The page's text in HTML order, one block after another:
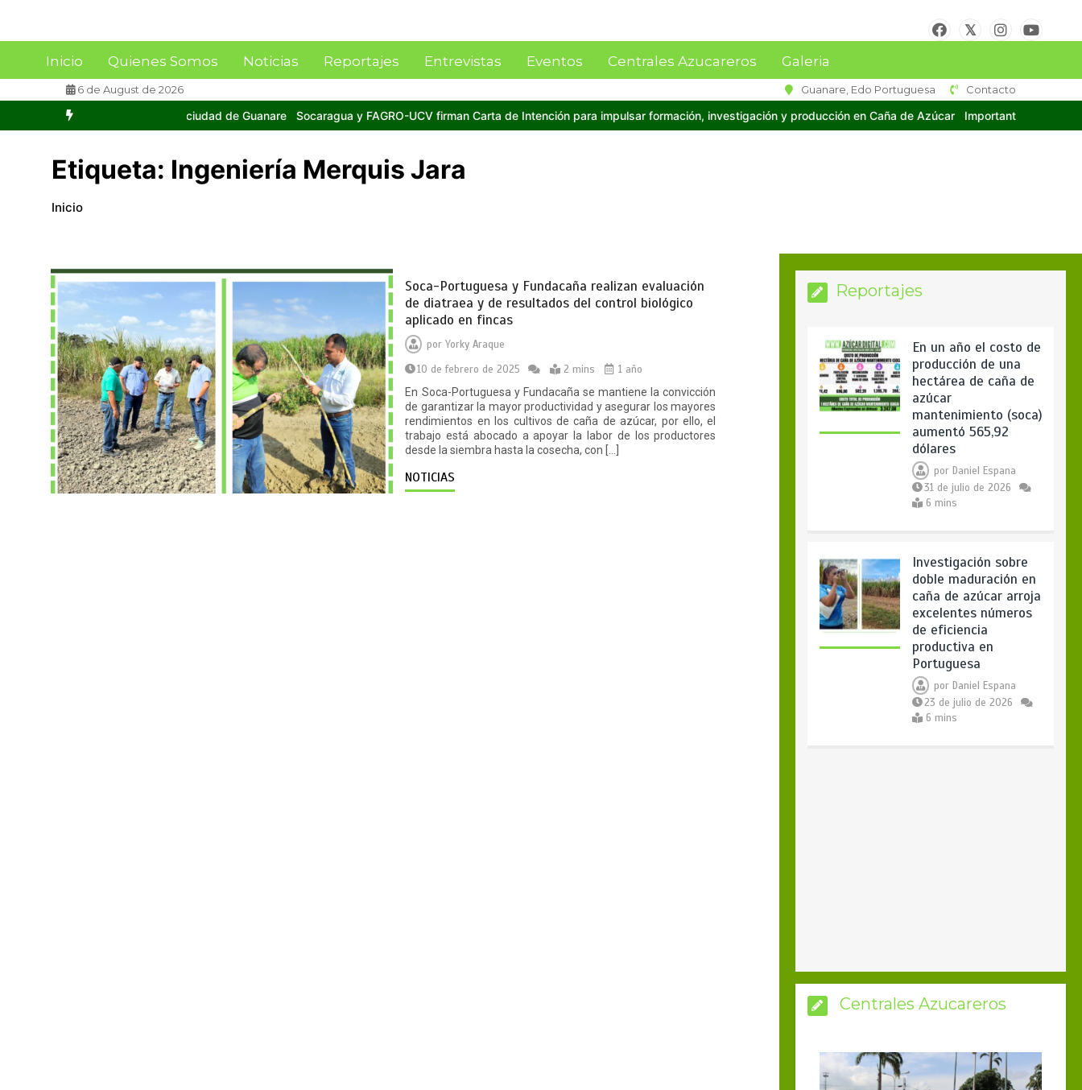
Inicio Quienes Somos Noticias Reportajes Entrevistas Eventos Centrales Azucareros Galeria
6 de August de 2026 Guanare, Edo Portuguesa Contacto
ciudad de Guanare Socaragua y FAGRO-UCV firman Carta de Intención para impulsar formación, investigación y producción en Caña de Azúcar Importante delegación de técnicos y cañicultores de
Etiqueta: Ingeniería Merquis Jara
Inicio
Soca-Portuguesa y Fundacaña realizan evaluación
de diatraea y de resultados del control biológico
aplicado en fincas
porYorky Araque
10 de febrero de 2025
2 mins
1 año
En Soca-Portuguesa y Fundacaña se mantiene la convicción
de garantizar la mayor productividad y asegurar los mayores
rendimientos en los cultivos de caña de azúcar, por ello, el
trabajo está abocado a apoyar la labor de los productores
desde la siembra hasta la cosecha, con […]
NOTICIAS
Reportajes
En un año el costo de
producción de una
hectárea de caña de
azúcar
mantenimiento (soca)
aumentó 565,92
dólares
por Daniel Espana
31 de julio de 2026
6 mins
Investigación sobre
doble maduración en
caña de azúcar arroja
excelentes números
de eficiencia
productiva en
Portuguesa
por Daniel Espana
23 de julio de 2026
6 mins
Centrales Azucareros